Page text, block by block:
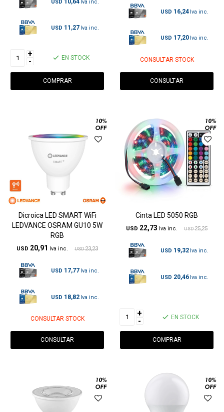
USD
USD 11,27
+
- EN STOCK
USD 16,24
USD 17,20
CONSULTAR STOCK
CONSULTAR
Dicroica LED SMART WiFi
LEDVANCE OSRAM GU10 5W
RGB
USD 20,91 USD 23,23
USD 17,77
USD 18,82
CONSULTAR STOCK
CONSULTAR
Cinta LED 5050 RGB
USD 22,73 USD 25,25
USD 19,32
USD 20,46
+
- EN STOCK